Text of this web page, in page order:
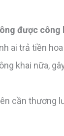
được công
ai trả tiền
khai nữa,
cần thương